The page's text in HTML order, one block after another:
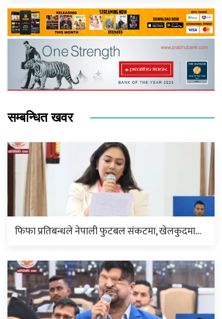
सम्बन्धित खवर
फिफा प्रतिबन्धले नेपाली फुटबल संकटमा, खेलकुदमा…